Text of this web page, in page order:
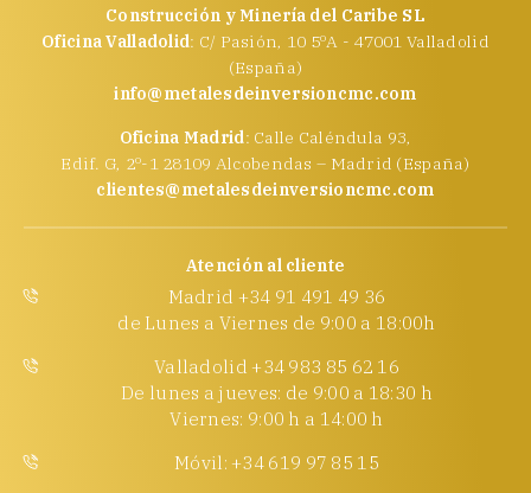
Construcción y Minería del Caribe SL
Oficina Valladolid: C/ Pasión, 10 5ºA - 47001 Valladolid
(España)
info@metalesdeinversioncmc.com
Oficina Madrid: Calle Caléndula 93,
Edif. G, 2º-1 28109 Alcobendas – Madrid (España)
clientes@metalesdeinversioncmc.com
Atención al cliente
Madrid +34 91 491 49 36
de Lunes a Viernes de 9:00 a 18:00h
Valladolid +34 983 85 62 16
De lunes a jueves: de 9:00 a 18:30 h
Viernes: 9:00 h a 14:00 h
Móvil: +34 619 97 85 15